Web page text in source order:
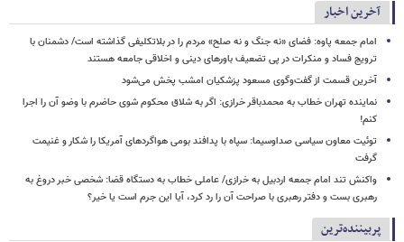
آخرین اخبار
امام جمعه پاوه: فضای «نه جنگ و نه صلح» مردم را در بلاتکلیفی گذاشته است/ دشمنان با
ترویج فساد و منکرات در پی تضعیف باورهای دینی و اخلاقی جامعه هستند
آخرین قسمت از گفت‌وگوی مسعود پزشکیان امشب پخش می‌شود
نماینده تهران خطاب به محمدباقر خرازی: اگر به شلاق محکوم شوی حاضرم با وضو آن را اجرا
کنم!
توئیت معاون سیاسی صداوسیما: سپاه با پدافند بومی هواگردهای آمریکا را شکار و غنیمت
گرفت
واکنش تند امام جمعه اردبیل به خرازی/ عاملی خطاب به دستگاه قضا: شخصی خبر دروغ به
رهبری بست و دفتر رهبری با صراحت آن را رد کرد، آیا این جرم است یا خیر؟
پربیننده‌ترین